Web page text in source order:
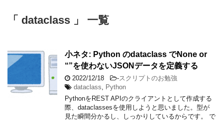
「 dataclass 」 一覧
小ネタ: Python のdataclass でNone or
“”を使わないJSONデータを定義する
2022/12/18 -スクリプトのお勉強
dataclass, Python
PythonをREST APIのクライアントとして作成する
際、dataclassesを使用しようと思いました。型が
見た瞬間分かるし、しっかりしているからです。 で